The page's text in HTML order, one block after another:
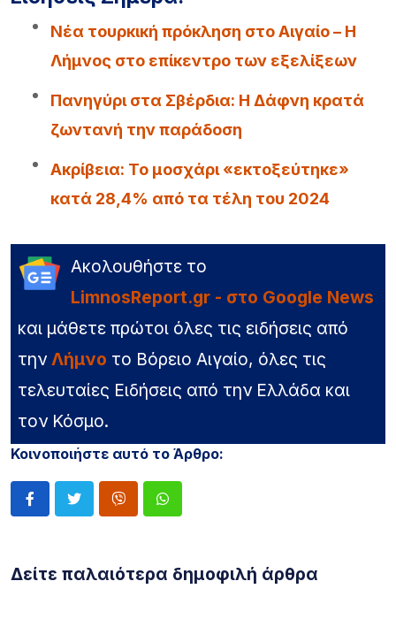
Νέα τουρκική πρόκληση στο Αιγαίο – Η
Λήμνος στο επίκεντρο των εξελίξεων
Πανηγύρι στα Σβέρδια: Η Δάφνη κρατά
ζωντανή την παράδοση
Ακρίβεια: Το μοσχάρι «εκτοξεύτηκε»
κατά 28,4% από τα τέλη του 2024
Ακολουθήστε το
LimnosReport.gr - στο Google News
και μάθετε πρώτοι όλες τις ειδήσεις από
την Λήμνο το Βόρειο Αιγαίο, όλες τις
τελευταίες Ειδήσεις από την Ελλάδα και
τον Κόσμο.
Κοινοποιήστε αυτό το Άρθρο:
Δείτε παλαιότερα δημοφιλή άρθρα